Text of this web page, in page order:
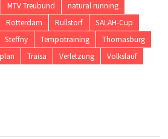
MTV Treubund
natural running
Rotterdam Rullstorf
SALAH-Cup
Steffny Tempotraining
Thomasburg
Traisa Verletzung
Volkslauf